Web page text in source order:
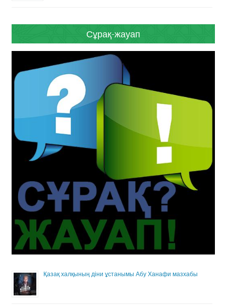
Сұрақ-жауап
Қазақ халқының діни ұстанымы Абу Ханафи мазхабы